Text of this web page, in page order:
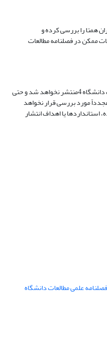
همتا را بررسی کرده و
ممکن در فصلنامه مطالعات
رد مقاله: مقاله در فصلنامه مطالعات دانشگاه 4منتشر نخواهد شد و حتی
مورد بررسی قرار نخواهد
یا اهداف انتشار
علمی مطالعات دانشگاه